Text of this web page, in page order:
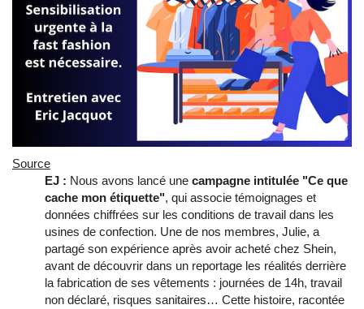
Source
EJ : Nous avons lancé une campagne intitulée "Ce que
cache mon étiquette", qui associe témoignages et
données chiffrées sur les conditions de travail dans les
usines de confection. Une de nos membres, Julie, a
partagé son expérience après avoir acheté chez Shein,
avant de découvrir dans un reportage les réalités derrière
la fabrication de ses vêtements : journées de 14h, travail
non déclaré, risques sanitaires… Cette histoire, racontée